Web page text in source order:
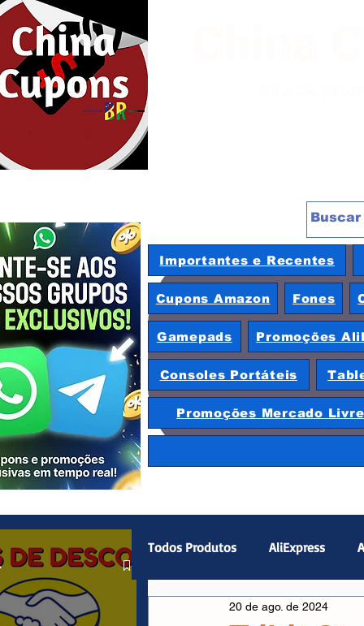
China
Importantes e Recentes
Cupons Amazon Fones
Gamepads Promoções
Consoles Portáteis
Promoções Mercado Livre
Todos Produtos AliExpress
Magazine Luiza Hardware
20 de ago. de 2024